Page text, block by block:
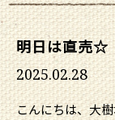
明日は直売☆
2025.02.28
こんにちは、大